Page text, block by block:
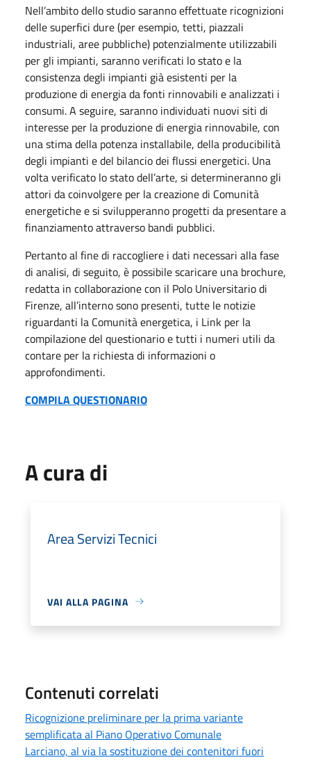
Nell’ambito dello studio saranno effettuate ricognizioni
delle superfici dure (per esempio, tetti, piazzali
industriali, aree pubbliche) potenzialmente utilizzabili
per gli impianti, saranno verificati lo stato e la
consistenza degli impianti già esistenti per la
produzione di energia da fonti rinnovabili e analizzati i
consumi. A seguire, saranno individuati nuovi siti di
interesse per la produzione di energia rinnovabile, con
una stima della potenza installabile, della producibilità
degli impianti e del bilancio dei flussi energetici. Una
volta verificato lo stato dell’arte, si determineranno gli
attori da coinvolgere per la creazione di Comunità
energetiche e si svilupperanno progetti da presentare a
finanziamento attraverso bandi pubblici.
Pertanto al fine di raccogliere i dati necessari alla fase
di analisi, di seguito, è possibile scaricare una brochure,
redatta in collaborazione con il Polo Universitario di
Firenze, all’interno sono presenti, tutte le notizie
riguardanti la Comunità energetica, i Link per la
compilazione del questionario e tutti i numeri utili da
contare per la richiesta di informazioni o
approfondimenti.
COMPILA QUESTIONARIO
A cura di
Area Servizi Tecnici
VAI ALLA PAGINA
Contenuti correlati
Ricognizione preliminare per la prima variante
semplificata al Piano Operativo Comunale
Larciano, al via la sostituzione dei contenitori fuori